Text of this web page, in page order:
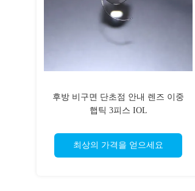
후방 비구면 단초점 안내 렌즈 이중
햅틱 3피스 IOL
최상의 가격을 얻으세요